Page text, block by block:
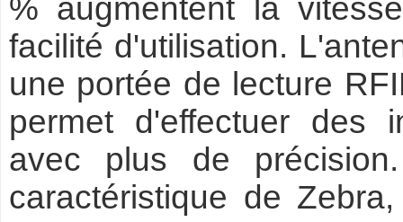
% augmentent la
facilité d'utilisation.
une portée de lecture
permet d'effectuer des
avec plus de
caractéristique de